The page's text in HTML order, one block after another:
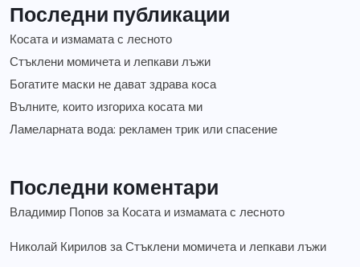
Последни публикации
Косата и измамата с лесното
Стъклени момичета и лепкави лъжи
Богатите маски не дават здрава коса
Вълните, които изгориха косата ми
Ламеларната вода: рекламен трик или спасение
Последни коментари
Владимир Попов за Косата и измамата с лесното
Николай Кирилов заСтъклени момичета и лепкави лъжи